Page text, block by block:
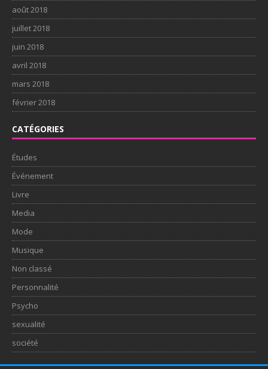
août 2018
juillet 2018
juin 2018
avril 2018
mars 2018
février 2018
CATÉGORIES
Études
Événement
Livre
Media
Mode
Musique
Non classé
Personnalité
Psycho
sexualité
société